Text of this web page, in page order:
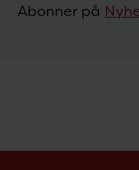
Abonner på